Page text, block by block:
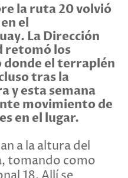
la ruta 20 volvió
el
La Dirección
retomó los
el terraplén
tras la
y esta semana
movimiento de
en el lugar.
a la altura del
tomando como